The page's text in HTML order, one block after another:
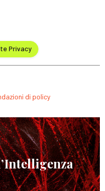
Privacy
di policy